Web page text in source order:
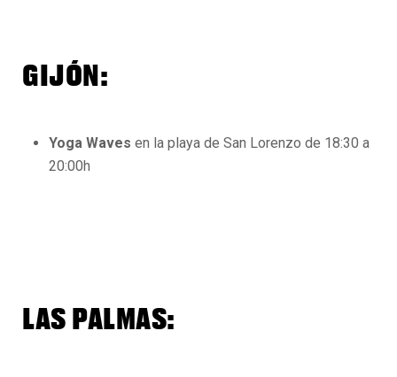
GIJÓN:
Yoga Waves en la playa de San Lorenzo de 18:30 a
20:00h
LAS PALMAS: